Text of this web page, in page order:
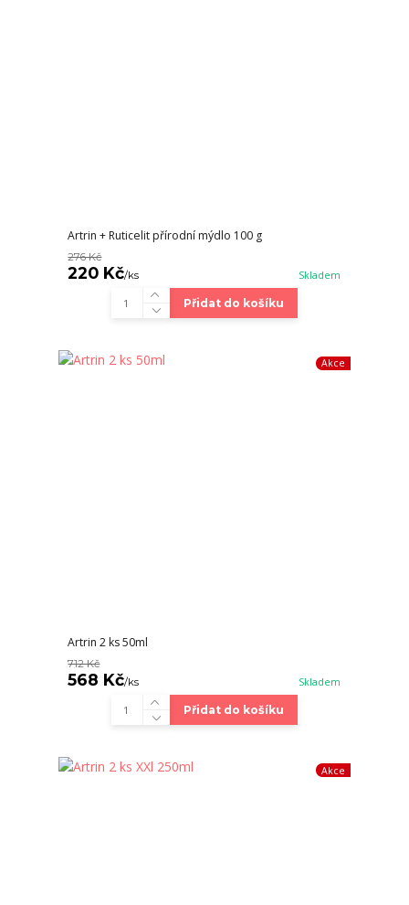
Artrin + Ruticelit přírodní mýdlo 100 g
276 Kč
220 Kč/ks Skladem
Přidat do košíku
Akce
Artrin 2 ks 50ml
712 Kč
568 Kč/ks Skladem
Přidat do košíku
Akce